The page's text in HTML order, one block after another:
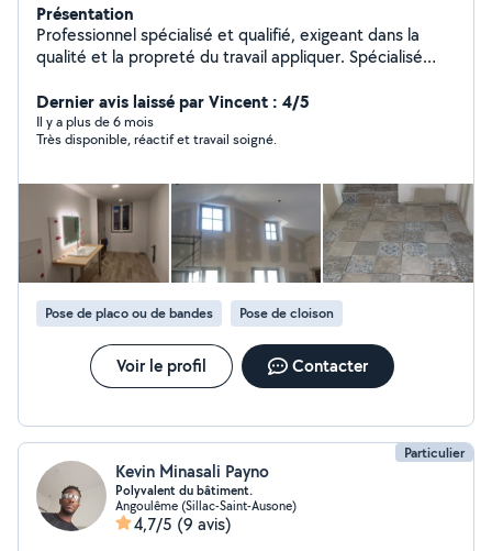
Présentation
Professionnel spécialisé et qualifié, exigeant dans la
qualité et la propreté du travail appliquer. Spécialisé
parquet, etc..).
Dernier avis laissé par Vincent : 4/5
Il y a plus de 6 mois
Très disponible, réactif et travail soigné.
Pose de placo ou de bandes Pose de cloison
Voir le profil Contacter
Particulier
Kevin Minasali Payno
Polyvalent du bâtiment.
Angoulême (Sillac-Saint-Ausone)
4,7/5 (9 avis)